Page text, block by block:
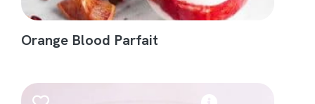
Orange Blood Parfait